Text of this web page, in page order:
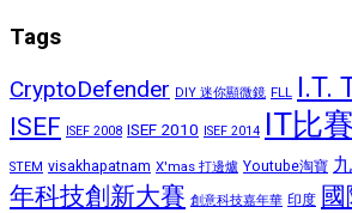
Tags
CryptoDefender DIY 迷你顯微鏡 FLL I.T.
ISEF ISEF 2008 ISEF 2010 ISEF 2014 IT比賽
STEM visakhapatnam X'mas 打邊爐 Youtube淘寶
年科技創新大賽 創意科技嘉年華 印度